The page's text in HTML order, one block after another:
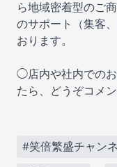
ら地域密着型のご
のサポート（集客
おります。
◯店内や社内での
たら、どうぞコメ
#笑倍繁盛チャン